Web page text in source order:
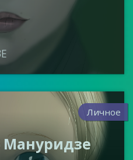
Личное
Мануридзе